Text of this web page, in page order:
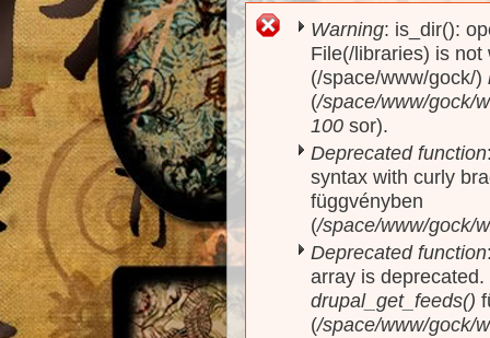
Hibaüzenet
Warning: is_dir():
File(/libraries) is
(/space/www/gock/)
(/space/www/gock/
100 sor).
Deprecated function
syntax with curly
függvényben
(/space/www/gock/
Deprecated function
array is
drupal_get_feeds()
(/space/www/gock/